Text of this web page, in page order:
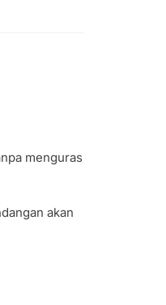
menguras
akan